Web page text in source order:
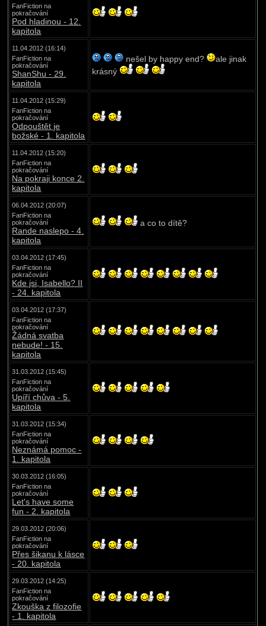
FanFiction na
pokračování
Pod hladinou - 12.
kapitola
11.04.2012 (16:14)
FanFiction na
pokračování
ShanShu - 29.
kapitola
nešel by happy end?
ale jinak
krásný
11.04.2012 (15:29)
FanFiction na
pokračování
Odpouštět je
božské - 1. kapitola
11.04.2012 (15:20)
FanFiction na
pokračování
Na pokraji konce 2.
kapitola
06.04.2012 (20:07)
FanFiction na
pokračování
Rande naslepo - 4.
kapitola
a co to dítě?
03.04.2012 (17:45)
FanFiction na
pokračování
Kde jsi, Isabello? II
- 24. kapitola
03.04.2012 (17:37)
FanFiction na
pokračování
Žádná svatba
nebude! - 15.
kapitola
31.03.2012 (15:45)
FanFiction na
pokračování
Upíří chůva - 5.
kapitola
31.03.2012 (15:34)
FanFiction na
pokračování
Neznámá pomoc -
1. kapitola
30.03.2012 (16:05)
FanFiction na
pokračování
Let's have some
fun - 2. kapitola
29.03.2012 (20:06)
FanFiction na
pokračování
Přes šikanu k lásce
- 20. kapitola
29.03.2012 (14:25)
FanFiction na
pokračování
Zkouška z filozofie
- 1. kapitola